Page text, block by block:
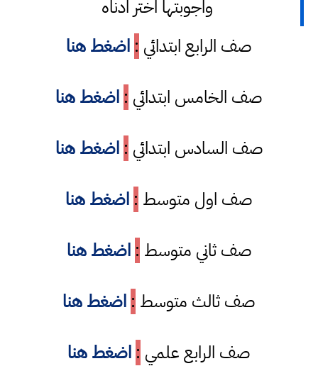
واجوبتها اختر ادناه
صف الرابع ابتدائي : اضغط هنا
صف الخامس ابتدائي : اضغط هنا
صف السادس ابتدائي : اضغط هنا
صف اول متوسط : اضغط هنا
صف ثاني متوسط : اضغط هنا
صف ثالث متوسط : اضغط هنا
صف الرابع علمي : اضغط هنا